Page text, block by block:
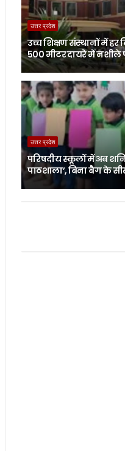
उत्तर प्रदेश
उच्च शिक्षण संस्थानों में हर
500 मीटर दायरे में नशीले
उत्तर प्रदेश
परिषदीय स्कूलों में अब
पाठशाला’, बिना बैग के